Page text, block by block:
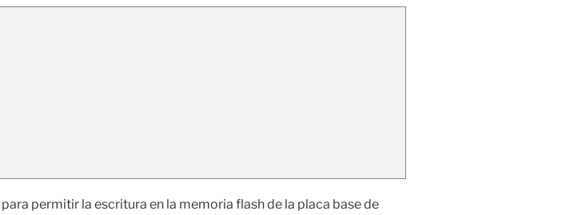
para permitir la escritura en la memoria flash de la placa base de